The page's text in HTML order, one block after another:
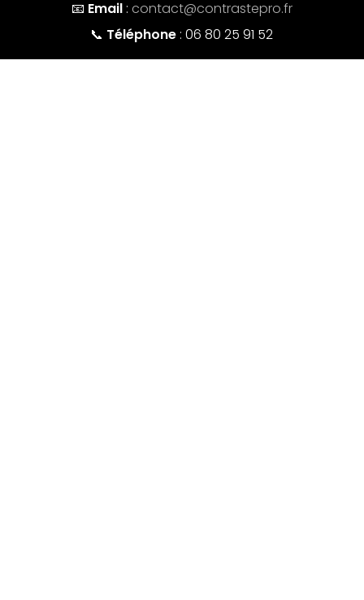
📧 Email: contact@contrastepro.fr
📞 Téléphone : 06 80 25 91 52